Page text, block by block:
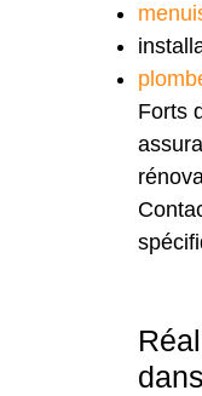
Forts